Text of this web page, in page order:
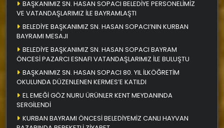
BAŞKANIMIZ SN. HASAN SOPACI BELEDİYE PERSONELİMİZ
VE VATANDAŞLARIMIZ İLE BAYRAMLAŞTI
BELEDİYE BAŞKANIMIZ SN. HASAN SOPACI’NIN KURBAN
BAYRAMI MESAJI
BELEDİYE BAŞKANIMIZ SN. HASAN SOPACI BAYRAM
ÖNCESİ PAZARCI ESNAFI VATANDAŞLARIMIZ İLE BULUŞTU
BAŞKANIMIZ SN. HASAN SOPACI 80. YIL İLKÖĞRETİM
OKULUNDA DÜZENLENEN KERMES’E KATILDI
EL EMEĞİ GÖZ NURU ÜRÜNLER KENT MEYDANINDA
SERGİLENDİ
KURBAN BAYRAMI ÖNCESİ BELEDİYEMİZ CANLI HAYVAN